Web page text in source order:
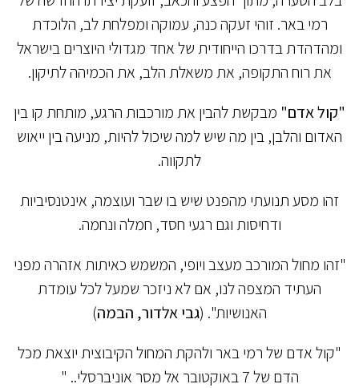
רמי באר. זוהי זעקה כנה, עמוקה ומפלחת לב, הלוכדת
ומהדהדת בדרכו הייחודית של אחד מגדולי היוצרים בישראל
את רוח התקופה, את משאלת הלב, את הכמיהה לתיקון.
"קול אדם" מבקשת להבין את מורכבות הרגע, מותחת קו בין
האדום והלבן, בין מה שיש למה שיכול להיות, מניעה בין ייאוש
לתקווה.
זהו מסע תנועתי מהפנט שיש בו שבר ועוצמה, אינטנסיביות
ודחיסות וגם רגעי חסד, חמלה ונחמה.
"זהו מחול המורכב מעצב ויופי, המשמש כאיתות אזהרה מפני
העתיד המצפה לנו, אם לא ניזכר שמעל לכל עומדת
האנושיות". (גבי אלדור, הבמה)
"קול אדם של רמי באר ולהקת המחול הקיבוצית יוצאת מכל
הדם של 7 באוקטובר אל מסר אוניברסלי.. "